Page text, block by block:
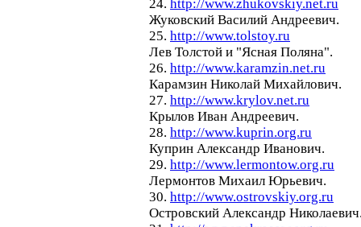
24. http://www.zhukovskiy.net.ru
Жуковский Василий Андреевич.
25. http://www.tolstoy.ru
Лев Толстой и "Ясная Поляна".
26. http://www.karamzin.net.ru
Карамзин Николай Михайлович.
27. http://www.krylov.net.ru
Крылов Иван Андреевич.
28. http://www.kuprin.org.ru
Куприн Александр Иванович.
29. http://www.lermontow.org.ru
Лермонтов Михаил Юрьевич.
30. http://www.ostrovskiy.org.ru
Островский Александр